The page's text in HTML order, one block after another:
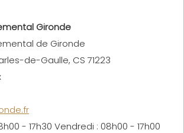
Gironde
de Gironde
de-Gaulle, CS 71223
- 17h30 Vendredi : 08h00 - 17h00